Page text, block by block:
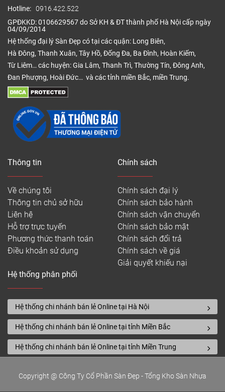
Hotline: 0916.422.522
GPĐKKD: 0106629567 do Sở KH & ĐT thành phố Hà Nội cấp ngày
04/09/2014
Hệ thống đại lý Sàn Đẹp có tại các quận: Long Biên,
Hà Đông, Thanh Xuân, Tây Hồ, Đống Đa, Ba Đình, Hoàn Kiếm,
Từ Liêm… các huyện: Gia Lâm, Thanh Trì, Thường Tín, Đông Anh,
Đan Phượng, Hoài Đức… và các tỉnh miền Bắc, miền Trung.
Thông tin
Về chúng tôi
Thông tin chủ sở hữu
Liên hệ
Hỗ trợ trực tuyến
Phương thức thanh toán
Điều khoản sử dụng
Chính sách
Chính sách đại lý
Chính sách bảo hành
Chính sách vận chuyển
Chính sách bảo mật
Chính sách đổi trả
Chính sách về giá
Giải quyết khiếu nại
Hệ thống phân phối
Hệ thống chi nhánh bán lẻ Online tại Hà Nội
Hệ thống chi nhánh bán lẻ Online tại tỉnh Miền Bắc
Hệ thống chi nhánh bán lẻ Online tại tỉnh Miền Trung
Copyright @ Công Ty Cổ Phần Sàn Đẹp - Tổng Kho Sàn Nhựa